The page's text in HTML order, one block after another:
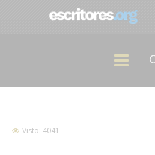
Visto: 4041